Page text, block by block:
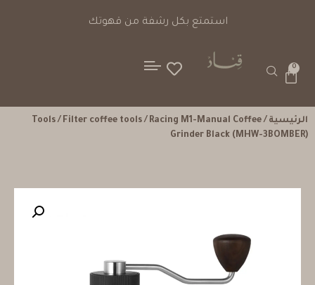
استمتع بكل رشفة من قهوتك
0
الرئيسية /
Tools/ Filter coffee tools/ Racing M1-Manual Coffee
Grinder Black (MHW-3BOMBER)